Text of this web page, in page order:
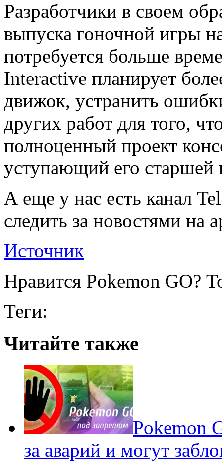
Разработчики в своем
выпуска гоночной игры
потребуется больше
Interactive планирует
движок, устранить
других работ для того,
полноценный проект
уступающий его
А еще у нас есть канал
следить за новостями на
Источник
Нравится Pokemon GO?
Теги:
Читайте также
Pokеmon
за аварий и могут